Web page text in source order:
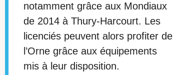
notamment grâce aux Mondiaux
de 2014 à Thury-Harcourt. Les
licenciés peuvent alors profiter de
l’Orne grâce aux équipements
mis à leur disposition.